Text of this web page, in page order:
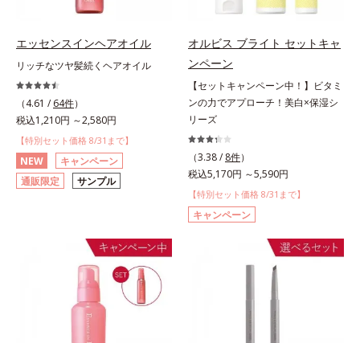
エッセンスインヘアオイル
リッチなツヤ髪続くヘアオイル
（4.61 / 64件）
税込1,210円 ～2,580円
【特別セット価格 8/31まで】
NEW
キャンペーン
通販限定
サンプル
オルビス ブライト セットキャ
ンペーン
【セットキャンペーン中！】ビタミ
ンの力でアプローチ！美白×保湿シ
リーズ
（3.38 / 8件）
税込5,170円 ～5,590円
【特別セット価格 8/31まで】
キャンペーン